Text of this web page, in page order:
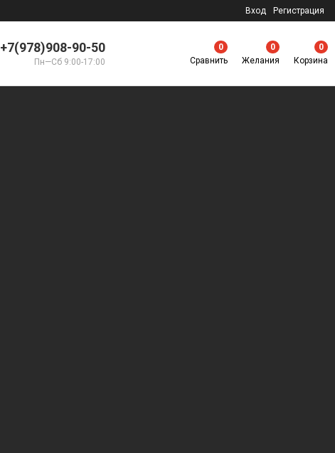
Вход Регистрация
+7(978)908-90-50
Пн—Сб 9:00-17:00
0
Сравнить
0
Желания
0
Корзина